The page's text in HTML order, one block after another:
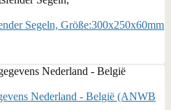
Segeln, Größe:300x250x60mm
Nederland - België (ANWB